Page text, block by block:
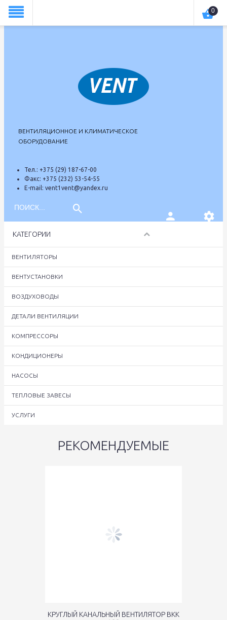
theme574
ВЕНТИЛЯЦИОННОЕ И КЛИМАТИЧЕСКОЕ
ОБОРУДОВАНИЕ
Тел.: +375 (29) 187-67-00
Факс: +375 (232) 53-54-55
E-mail: vent1vent@yandex.ru
0
КАТЕГОРИИ
ВЕНТИЛЯТОРЫ
ВЕНТУСТАНОВКИ
ВОЗДУХОВОДЫ
ДЕТАЛИ ВЕНТИЛЯЦИИ
КОМПРЕССОРЫ
КОНДИЦИОНЕРЫ
НАСОСЫ
ТЕПЛОВЫЕ ЗАВЕСЫ
УСЛУГИ
РЕКОМЕНДУЕМЫЕ
КРУГЛЫЙ КАНАЛЬНЫЙ ВЕНТИЛЯТОР ВКК